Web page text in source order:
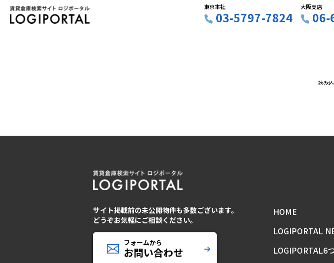
東京本社
03-5797-7824
大阪支店
06-
読み
サイト掲載前の未公開物件も多数ございます。
どうぞお気軽にご相談ください。
フォームから
お問い合わせ
HOME
LOGIPORTAL
LOGIPORTAL6